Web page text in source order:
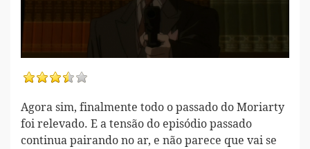
Agora sim, finalmente todo o passado do Moriarty
foi relevado. E a tensão do episódio passado
continua pairando no ar, e não parece que vai se